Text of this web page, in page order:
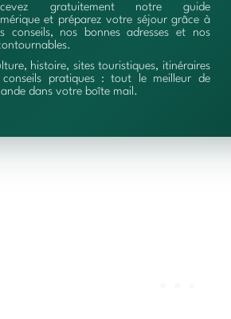
gratuitement notre guide
et préparez votre séjour grâce à
conseils, nos bonnes adresses et nos
histoire, sites touristiques, itinéraires
pratiques : tout le meilleur de
dans votre boîte mail.